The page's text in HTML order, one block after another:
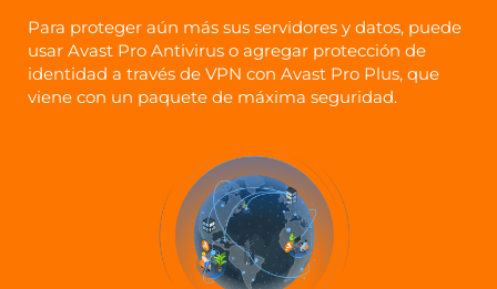
Para proteger aún más sus servidores y datos, puede
usar Avast Pro Antivirus o agregar protección de
identidad a través de VPN con Avast Pro Plus, que
viene con un paquete de máxima seguridad.